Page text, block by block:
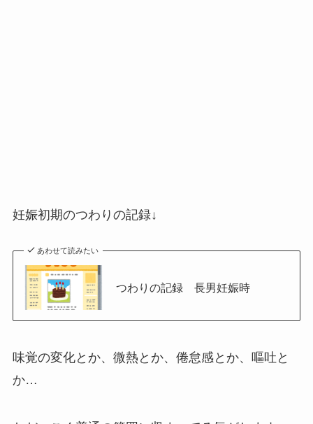
妊娠初期のつわりの記録↓
あわせて読みたい
つわりの記録 長男妊娠時
味覚の変化とか、微熱とか、倦怠感とか、嘔吐と
か…